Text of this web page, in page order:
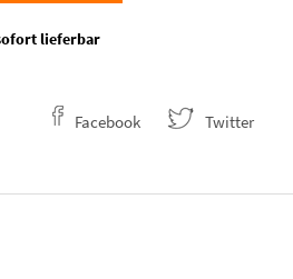
lieferbar
Facebook Twitter